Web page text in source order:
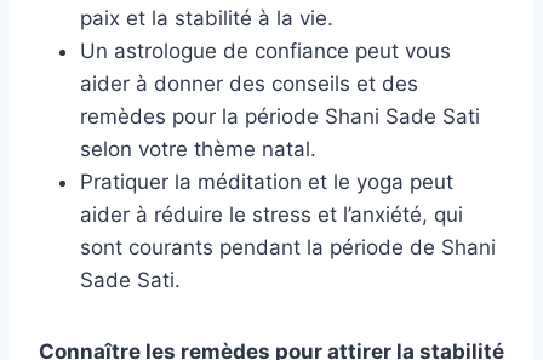
paix et la stabilité à la vie.
Un astrologue de confiance peut vous
aider à donner des conseils et des
remèdes pour la période Shani Sade Sati
selon votre thème natal.
Pratiquer la méditation et le yoga peut
aider à réduire le stress et l’anxiété, qui
sont courants pendant la période de Shani
Sade Sati.
Connaître les remèdes pour attirer la stabilité